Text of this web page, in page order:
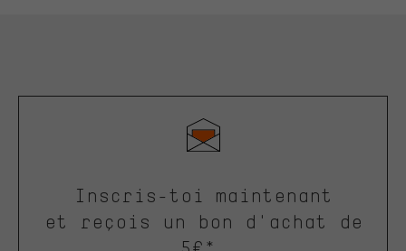
Inscris-toi maintenant
et reçois un bon d'achat de